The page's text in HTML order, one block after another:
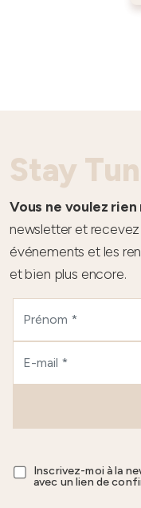
Stay
Vous ne voulez rien
newsletter et
événements et les
et bien plus encore.
Inscrivez-moi à la
avec un lien de